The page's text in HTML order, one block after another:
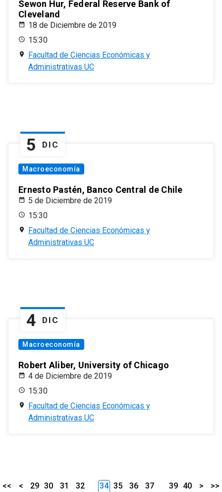
Sewon Hur, Federal Reserve Bank of
Cleveland
18 de Diciembre de 2019
15:30
Facultad de Ciencias Económicas y
Administrativas UC
5 DIC
Macroeconomía
Ernesto Pastén, Banco Central de Chile
5 de Diciembre de 2019
15:30
Facultad de Ciencias Económicas y
Administrativas UC
4 DIC
Macroeconomía
Robert Aliber, University of Chicago
4 de Diciembre de 2019
15:30
Facultad de Ciencias Económicas y
Administrativas UC
<< < 29 30 31
32
34 35 36
37
39 40 > >>